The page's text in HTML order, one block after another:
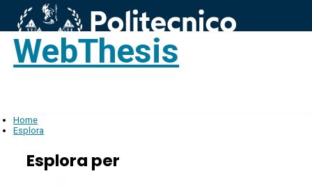
WebThesis
Home
Esplora
Esplora per